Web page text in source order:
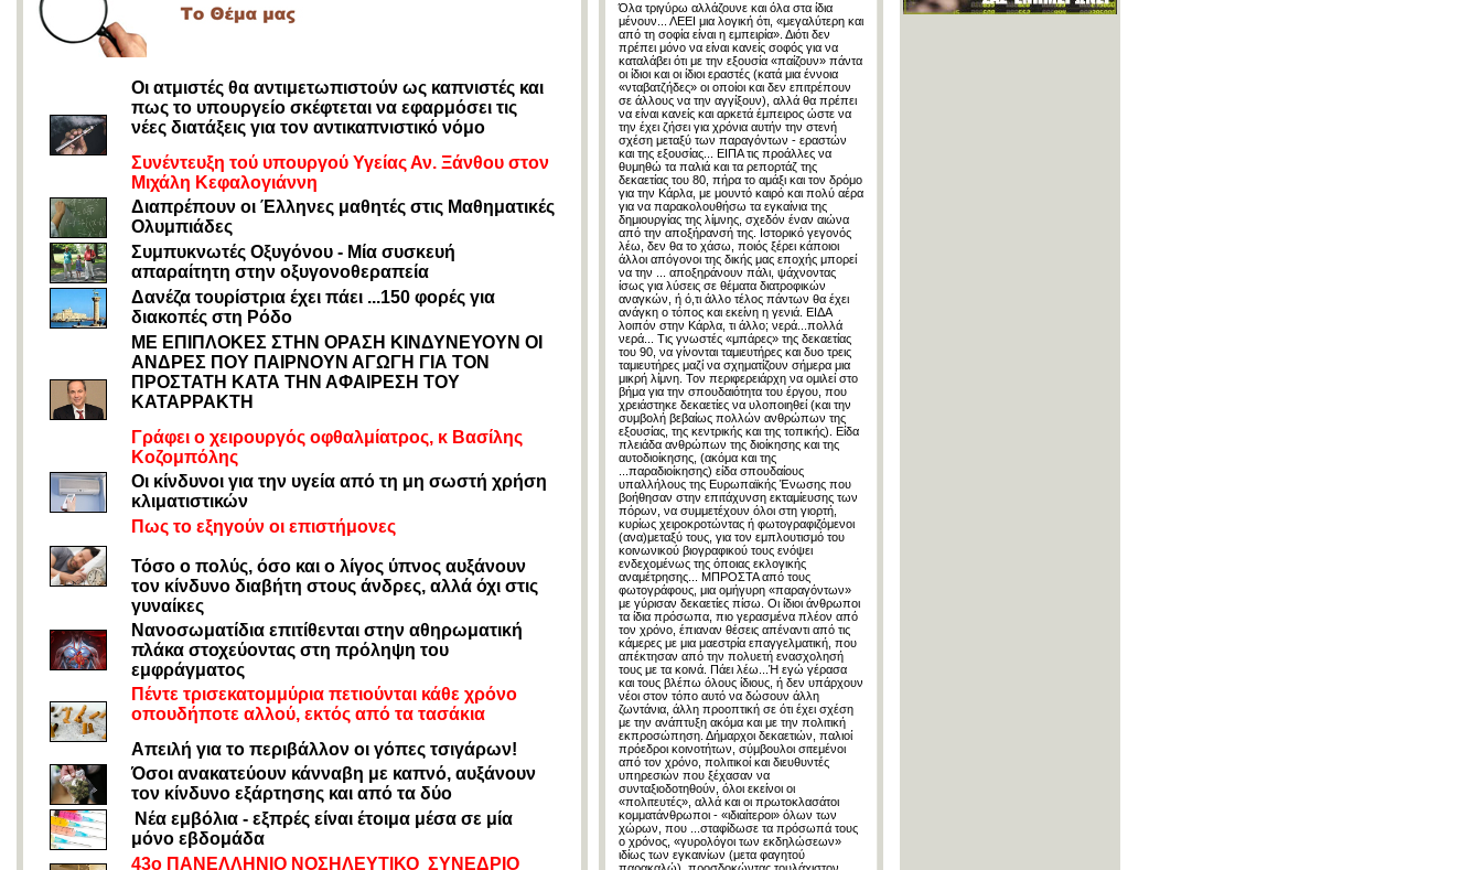
Οι ατμιστές θα αντιμετωπιστούν ως καπνιστές και
πως το υπουργείο σκέφτεται να εφαρμόσει τις
νέες διατάξεις για τον αντικαπνιστικό νόμο
Συνέντευξη τού υπουργού Υγείας Αν. Ξάνθου στον
Μιχάλη Κεφαλογιάννη
Διαπρέπουν οι Έλληνες μαθητές στις Μαθηματικές
Ολυμπιάδες
Συμπυκνωτές Οξυγόνου - Μία συσκευή
απαραίτητη στην οξυγονοθεραπεία
Δανέζα τουρίστρια έχει πάει ...150 φορές για
διακοπές στη Ρόδο
ΜΕ ΕΠΙΠΛΟΚΕΣ ΣΤΗΝ ΟΡΑΣΗ ΚΙΝΔΥΝΕΥΟΥΝ ΟΙ
ΑΝΔΡΕΣ ΠΟΥ ΠΑΙΡΝΟΥΝ ΑΓΩΓΗ ΓΙΑ ΤΟΝ
ΠΡΟΣΤΑΤΗ ΚΑΤΑ ΤΗΝ ΑΦΑΙΡΕΣΗ ΤΟΥ
ΚΑΤΑΡΡΑΚΤΗ
Γράφει ο χειρουργός οφθαλμίατρος, κ Βασίλης
Κοζομπόλης
Οι κίνδυνοι για την υγεία από τη μη σωστή χρήση
κλιματιστικών
Πως το εξηγούν οι επιστήμονες
Τόσο ο πολύς, όσο και ο λίγος ύπνος αυξάνουν
τον κίνδυνο διαβήτη στους άνδρες, αλλά όχι στις
γυναίκες
Νανοσωματίδια επιτίθενται στην αθηρωματική
πλάκα στοχεύοντας στη πρόληψη του
εμφράγματος
Πέντε τρισεκατομμύρια πετιούνται κάθε χρόνο
οπουδήποτε αλλού, εκτός από τα τασάκια
Απειλή για το περιβάλλον οι γόπες τσιγάρων!
Όσοι ανακατεύουν κάνναβη με καπνό, αυξάνουν
τον κίνδυνο εξάρτησης και από τα δύο
Νέα εμβόλια - εξπρές είναι έτοιμα μέσα σε μία
μόνο εβδομάδα
43ο ΠΑΝΕΛΛΗΝΙΟ ΝΟΣΗΛΕΥΤΙΚΟ ΣΥΝΕΔΡΙΟ
Όλα τριγύρω αλλάζουνε και όλα στα ίδια
μένουν... ΛΕΕΙ μια λογική ότι, «μεγαλύτερη και
από τη σοφία είναι η εμπειρία». Διότι δεν
πρέπει μόνο να είναι κανείς σοφός για να
καταλάβει ότι με την εξουσία «παίζουν» πάντα
οι ίδιοι και οι ίδιοι εραστές (κατά μια έννοια
«νταβατζήδες» οι οποίοι και δεν επιτρέπουν
σε άλλους να την αγγίξουν), αλλά θα πρέπει
να είναι κανείς και αρκετά έμπειρος ώστε να
την έχει ζήσει για χρόνια αυτήν την στενή
σχέση μεταξύ των παραγόντων - εραστών
και της εξουσίας... ΕΙΠΑ τις προάλλες να
θυμηθώ τα παλιά και τα ρεπορτάζ της
δεκαετίας του 80, πήρα το αμάξι και τον δρόμο
για την Κάρλα, με μουντό καιρό και πολύ αέρα
για να παρακολουθήσω τα εγκαίνια της
δημιουργίας της λίμνης, σχεδόν έναν αιώνα
από την αποξήρανσή της. Ιστορικό γεγονός
λέω, δεν θα το χάσω, ποιός ξέρει κάποιοι
άλλοι απόγονοι της δικής μας εποχής μπορεί
να την ... αποξηράνουν πάλι, ψάχνοντας
ίσως για λύσεις σε θέματα διατροφικών
αναγκών, ή ό,τι άλλο τέλος πάντων θα έχει
ανάγκη ο τόπος και εκείνη η γενιά. ΕΙΔΑ
λοιπόν στην Κάρλα, τι άλλο; νερά...πολλά
νερά... Τις γνωστές «μπάρες» της δεκαετίας
του 90, να γίνονται ταμιευτήρες και δυο τρεις
ταμιευτήρες μαζί να σχηματίζουν σήμερα μια
μικρή λίμνη. Τον περιφερειάρχη να ομιλεί στο
βήμα για την σπουδαιότητα του έργου, που
χρειάστηκε δεκαετίες να υλοποιηθεί (και την
συμβολή βεβαίως πολλών ανθρώπων της
εξουσίας, της κεντρικής και της τοπικής). Είδα
πλειάδα ανθρώπων της διοίκησης και της
αυτοδιοίκησης, (ακόμα και της
...παραδιοίκησης) είδα σπουδαίους
υπαλλήλους της Ευρωπαϊκής Ένωσης που
βοήθησαν στην επιτάχυνση εκταμίευσης των
πόρων, να συμμετέχουν όλοι στη γιορτή,
κυρίως χειροκροτώντας ή φωτογραφιζόμενοι
(ανα)μεταξύ τους, για τον εμπλουτισμό του
κοινωνικού βιογραφικού τους ενόψει
ενδεχομένως της όποιας εκλογικής
αναμέτρησης... ΜΠΡΟΣΤΑ από τους
φωτογράφους, μια ομήγυρη «παραγόντων»
με γύρισαν δεκαετίες πίσω. Οι ίδιοι άνθρωποι
τα ίδια πρόσωπα, πιο γερασμένα πλέον από
τον χρόνο, έπιαναν θέσεις απέναντι από τις
κάμερες με μια μαεστρία επαγγελματική, που
απέκτησαν από την πολυετή ενασχολησή
τους με τα κοινά. Πάει λέω...Ή εγώ γέρασα
και τους βλέπω όλους ίδιους, ή δεν υπάρχουν
νέοι στον τόπο αυτό να δώσουν άλλη
ζωντάνια, άλλη προοπτική σε ότι έχει σχέση
με την ανάπτυξη ακόμα και με την πολιτική
εκπροσώπηση. Δήμαρχοι δεκαετιών, παλιοί
πρόεδροι κοινοτήτων, σύμβουλοι σιτεμένοι
από τον χρόνο, πολιτικοί και διευθυντές
υπηρεσιών που ξέχασαν να
συνταξιοδοτηθούν, όλοι εκείνοι οι
«πολιτευτές», αλλά και οι πρωτοκλασάτοι
κομματάνθρωποι - «ιδιαίτεροι» όλων των
χώρων, που ...σταφίδωσε τα πρόσωπά τους
ο χρόνος, «γυρολόγοι των εκδηλώσεων»
ιδίως των εγκαινίων (μετα φαγητού